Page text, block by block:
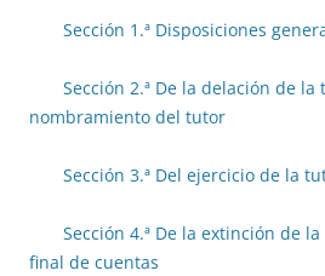
Sección 1.ª Disposiciones
Sección 2.ª De la delación de la
nombramiento del tutor
Sección 3.ª Del ejercicio de la
Sección 4.ª De la extinción de
final de cuentas